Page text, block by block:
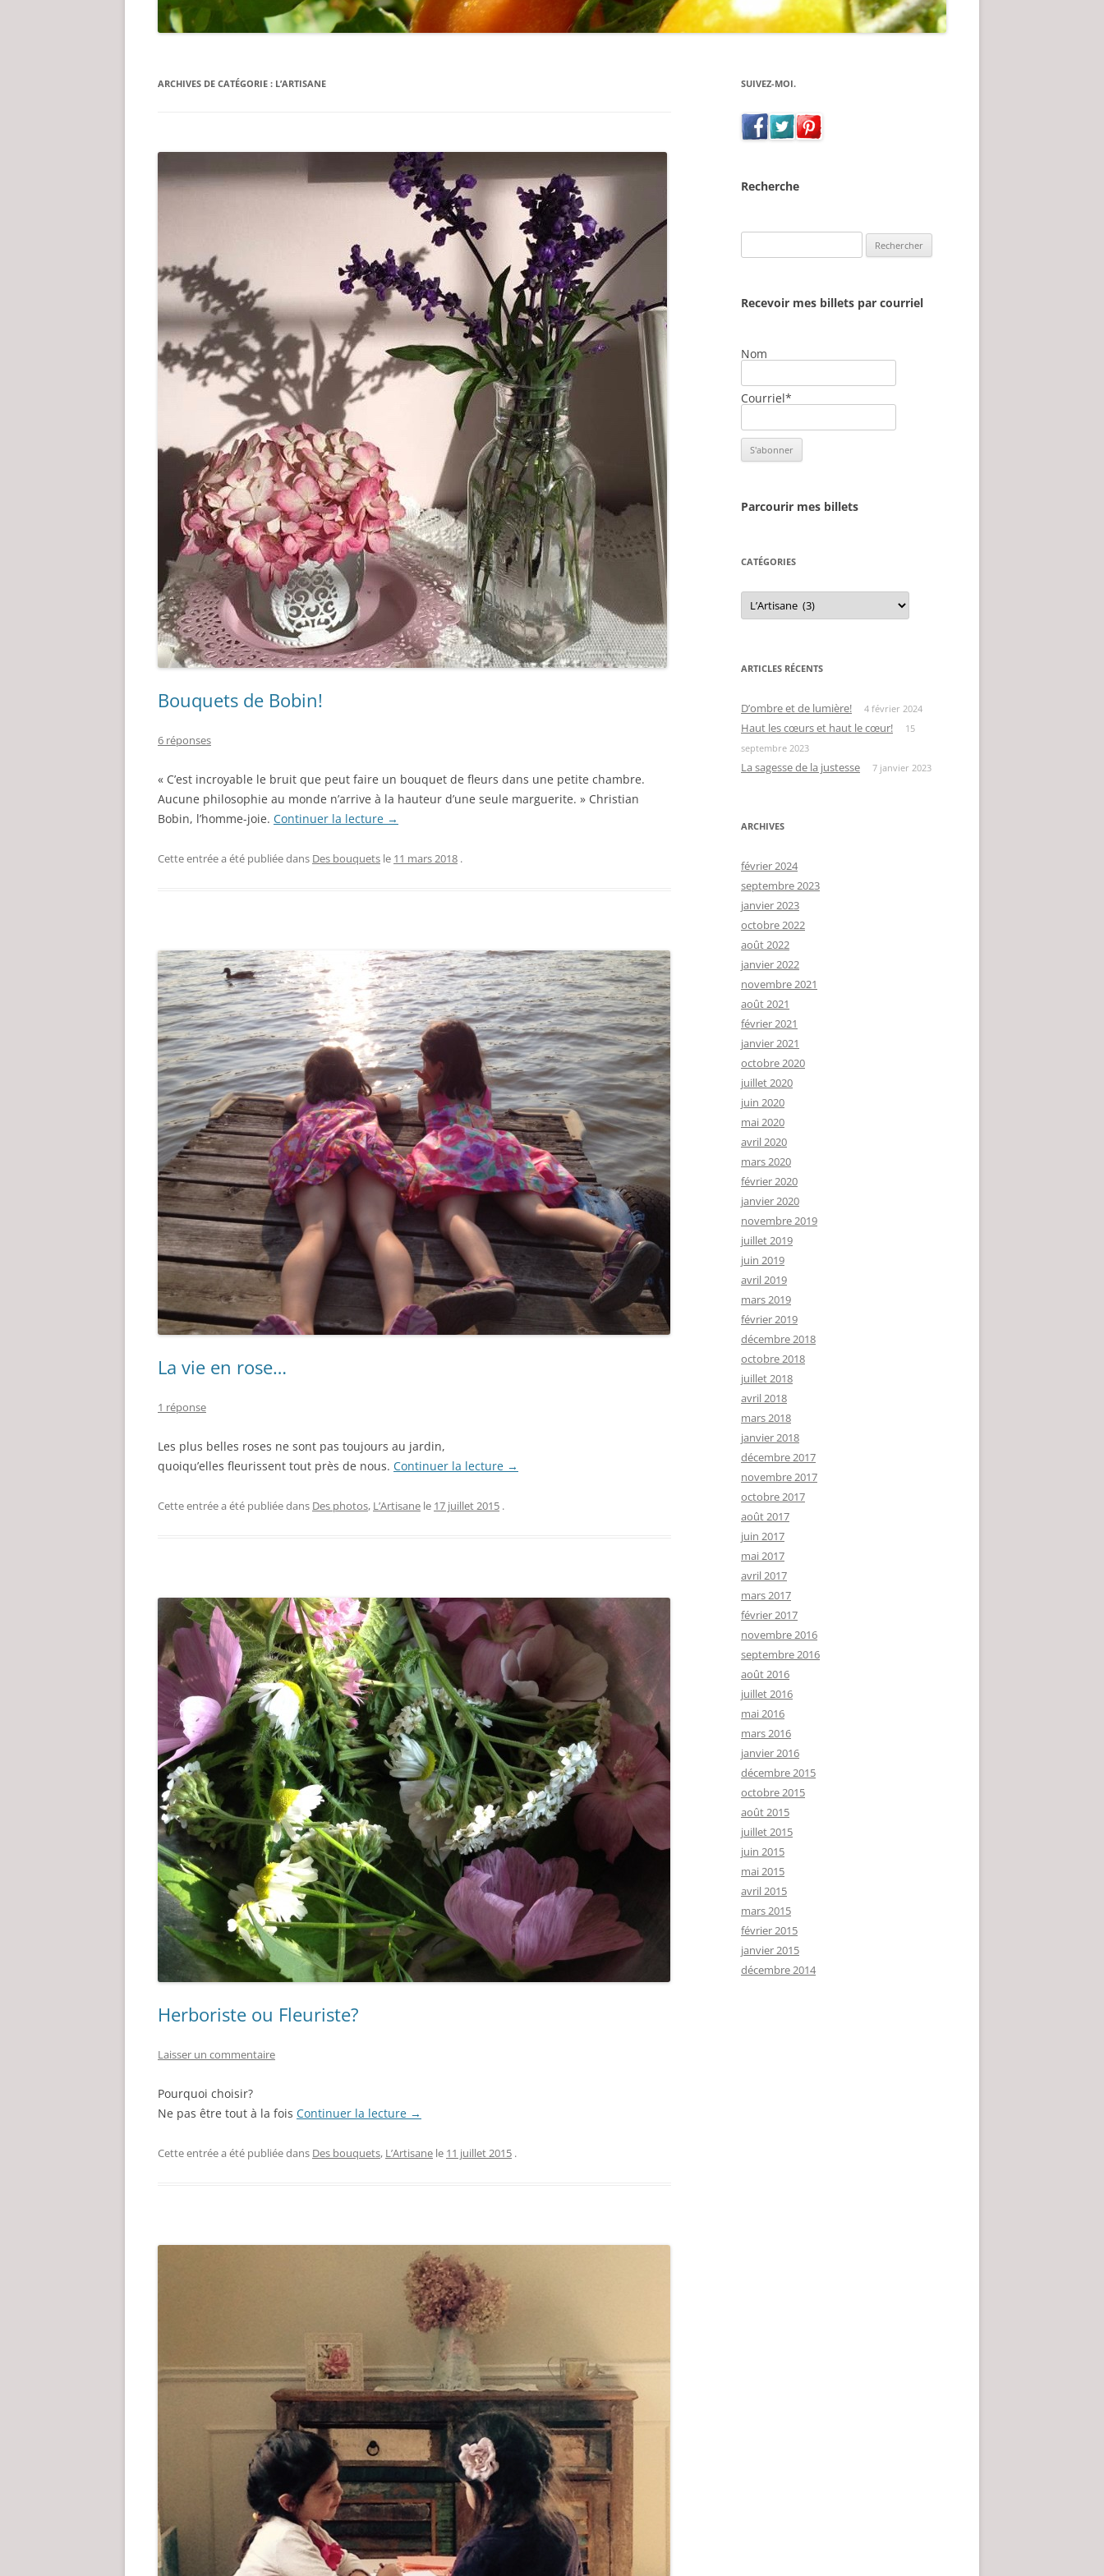
ARCHIVES DE CATÉGORIE : L’ARTISANE
Bouquets de Bobin!
6 réponses
« C’est incroyable le bruit que peut faire un bouquet de fleurs dans une petite chambre.
Aucune philosophie au monde n’arrive à la hauteur d’une seule marguerite. » Christian
Bobin, l’homme-joie. Continuer la lecture →
Cette entrée a été publiée dans Des bouquets le 11 mars 2018 .
La vie en rose…
1 réponse
Les plus belles roses ne sont pas toujours au jardin,
quoiqu’elles fleurissent tout près de nous. Continuer la lecture →
Cette entrée a été publiée dans Des photos, L’Artisane le 17 juillet 2015 .
Herboriste ou Fleuriste?
Laisser un commentaire
Pourquoi choisir?
Ne pas être tout à la fois Continuer la lecture →
Cette entrée a été publiée dans Des bouquets, L’Artisane le 11 juillet 2015 .
SUIVEZ-MOI.
Recherche
Recevoir mes billets par courriel
Nom
Courriel*
Parcourir mes billets
CATÉGORIES
Catégories
ARTICLES RÉCENTS
D’ombre et de lumière! 4 février 2024
Haut les cœurs et haut le cœur!
15
septembre 2023
La sagesse de la justesse 7 janvier 2023
ARCHIVES
février 2024
septembre 2023
janvier 2023
octobre 2022
août 2022
janvier 2022
novembre 2021
août 2021
février 2021
janvier 2021
octobre 2020
juillet 2020
juin 2020
mai 2020
avril 2020
mars 2020
février 2020
janvier 2020
novembre 2019
juillet 2019
juin 2019
avril 2019
mars 2019
février 2019
décembre 2018
octobre 2018
juillet 2018
avril 2018
mars 2018
janvier 2018
décembre 2017
novembre 2017
octobre 2017
août 2017
juin 2017
mai 2017
avril 2017
mars 2017
février 2017
novembre 2016
septembre 2016
août 2016
juillet 2016
mai 2016
mars 2016
janvier 2016
décembre 2015
octobre 2015
août 2015
juillet 2015
juin 2015
mai 2015
avril 2015
mars 2015
février 2015
janvier 2015
décembre 2014